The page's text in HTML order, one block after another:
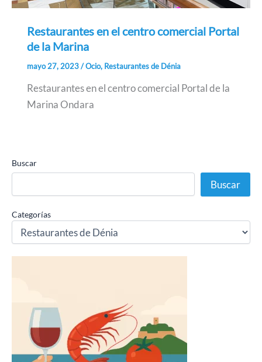
Restaurantes en el centro comercial Portal
de la Marina
mayo 27, 2023/Ocio, Restaurantes de Dénia
Restaurantes en el centro comercial Portal de la
Marina Ondara
Buscar
Buscar
Categorías